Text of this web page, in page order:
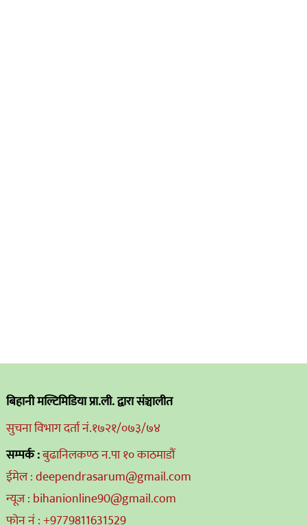
बिहानी मल्टिमिडिया प्रा.ली. द्वारा संञ्चालीत
सुचना विभाग दर्ता नं.१७२१/०७३/७४
सम्पर्क :बुढानिलकण्ठ न.पा १० काठमाडौं
ईमेल : deependrasarum@gmail.com
न्यूज : bihanionline90@gmail.com